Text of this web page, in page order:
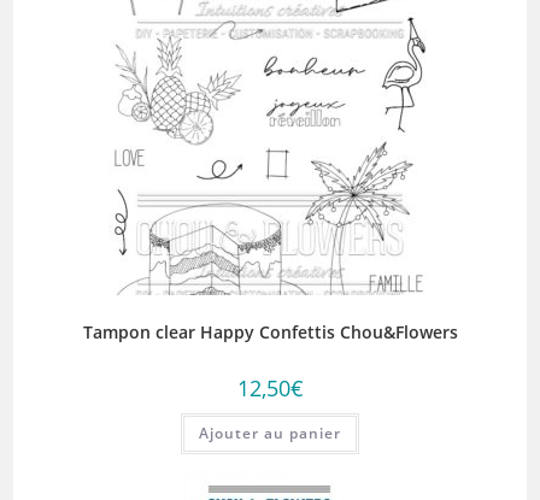
Tampon clear Happy Confettis Chou&Flowers
12,50€
Ajouter au panier